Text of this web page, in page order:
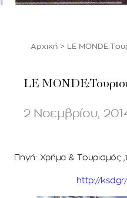
Αρχική > LE
LE
2 Νοεμβρίου,
Πηγή: Χρήμα & Τουρισμός
http://